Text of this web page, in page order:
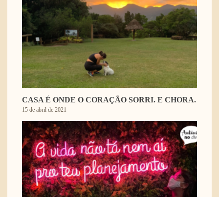
CASA É ONDE O CORAÇÃO SORRI. E CHORA.
15 de abril de 2021